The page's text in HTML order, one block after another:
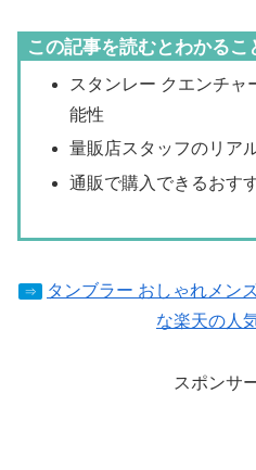
この記事を読むとわかるこ
スタンレー クエンチャ
能性
量販店スタッフのリア
通販で購入できるおす
⇒
タンブラー おしゃれメン
な楽天の人
スポンサ